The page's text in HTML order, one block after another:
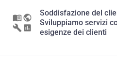
Soddisfazione del
Sviluppiamo servizi
esigenze dei clienti